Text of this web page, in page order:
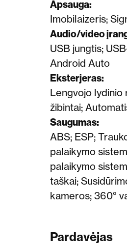
Apsauga:
Imobilaizeris;
Audio/video
USB jungtis;
Android Auto
Eksterjeras:
Lengvojo lydinio
žibintai;
Saugumas:
ABS; ESP;
palaikymo
palaikymo
taškai;
kameros; 360°
Pardavėjas